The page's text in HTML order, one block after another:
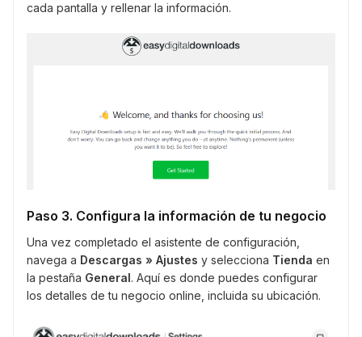
cada pantalla y rellenar la información.
Paso 3. Configura la información de tu negocio
Una vez completado el asistente de configuración,
navega a Descargas » Ajustes y selecciona Tienda en
la pestaña General. Aquí es donde puedes configurar
los detalles de tu negocio online, incluida su ubicación.